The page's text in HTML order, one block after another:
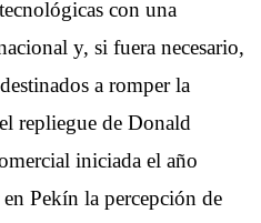
con una
y, si fuera necesario,
a romper la
repliegue de Donald
iniciada el año
Pekín la percepción de